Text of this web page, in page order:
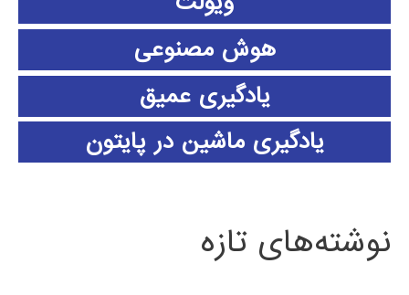
هوش مصنوعی
یادگیری عمیق
یادگیری ماشین در پایتون
نوشته‌های تازه